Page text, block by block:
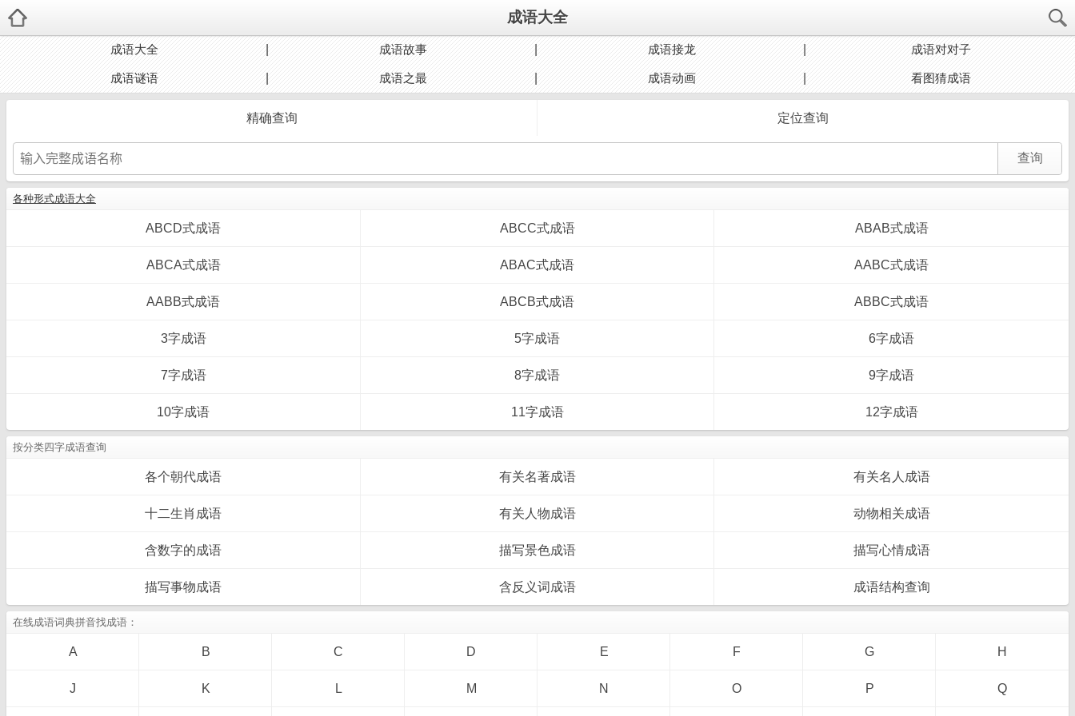
成语大全
成语大全 成语故事 成语接龙 成语对对子
成语谜语 成语之最 成语动画 看图猜成语
精确查询 定位查询
各种形式成语大全
ABCD式成语 ABCC式成语 ABAB式成语
ABCA式成语 ABAC式成语 AABC式成语
AABB式成语 ABCB式成语 ABBC式成语
3字成语 5字成语 6字成语
7字成语 8字成语 9字成语
10字成语 11字成语 12字成语
按分类四字成语查询
各个朝代成语 有关名著成语 有关名人成语
十二生肖成语 有关人物成语 动物相关成语
含数字的成语 描写景色成语 描写心情成语
描写事物成语 含反义词成语 成语结构查询
在线成语词典拼音找成语：
A B C D E F G H
J K L M N O P Q